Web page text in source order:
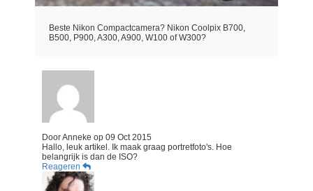
Beste Nikon Compactcamera? Nikon Coolpix B700,
B500, P900, A300, A900, W100 of W300?
DoorAnneke op 09 Oct 2015
Hallo, leuk artikel. Ik maak graag portretfoto's. Hoe
belangrijk is dan de ISO?
Reageren